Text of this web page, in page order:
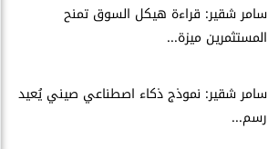
سامر شقير: قراءة هيكل السوق تمنح
المستثمرين ميزة...
سامر شقير: نموذج ذكاء اصطناعي صيني يُعيد
رسم...